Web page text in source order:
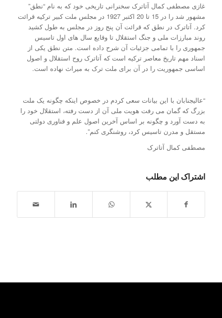
غازی مصطفی کمال آتاترک سخنرانی تاریخی خود که به نام “نطق”
مشهور شد را در 15 تا 20 اکتبر 1927 در مجلس ملت کبیر ترکیه قرائت
کرد. آتاترک در نطق که قرائت آن پنج روز در مجلس به طول کشید
روند مبارزات ملی و جنگ استقلال تا وقایع سال های اول تاسیس
جمهوری را با تمامی جزئیات آن شرح داده است. متن نطق یکی از
اسناد مهم تاریخ معاصر ترکیه است که آتاترک روح استقلال و اصول
اساسی جمهوریت را در آن برای ملت ترک به میراث نهاده است.
“عالیجنابان با این بیانات سعی کردم در خصوص اینکه چگونه یک ملت
بزرگ که گمان می رفت هویت ملی آن از دست رفته، استقلال خود را
به دست آورد و چگونه بر اساس آخرین اصول علم و فناوری دولتی
مستقل و مدرن تاسیس کرد، روشنگری کنم”.
مصطفی کمال آتاترک
اشتراک این مطلب